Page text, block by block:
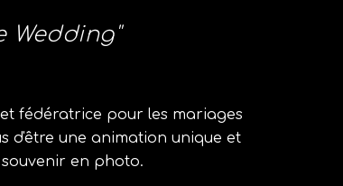
Wedding"
fédératrice pour les mariages
d'être une animation unique et
en photo.